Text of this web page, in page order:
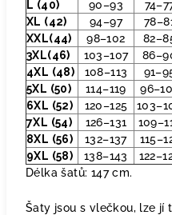
L (40) 90–93
XL (42)
94–97
XXL(44)
98–102
3XL(46)
103–107
4XL (48)
108–113
5XL (50)
114–119
6XL (52)
120–125
7XL (54)
126–131
8XL (56)
132–137
9XL (58)
138–143
Délka šatů: 147 cm.
Šaty jsou s vlečkou, lze jí